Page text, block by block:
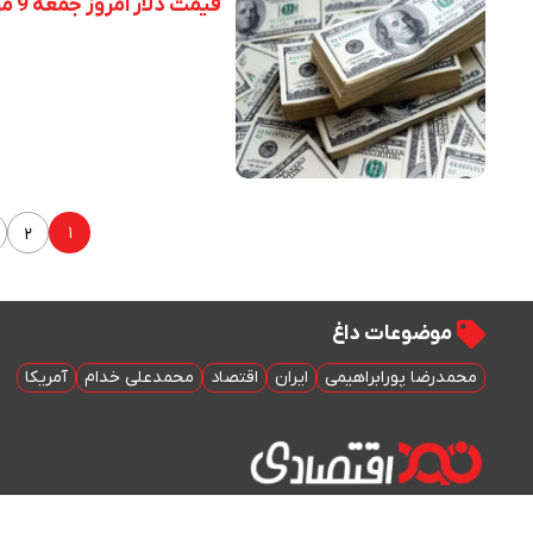
قیمت دلار امروز جمعه 9 مرداد 1405
۱ ۲
موضوعات داغ
محمدرضا پورابراهیمی ایران اقتصاد محمدعلی خدام آمریکا